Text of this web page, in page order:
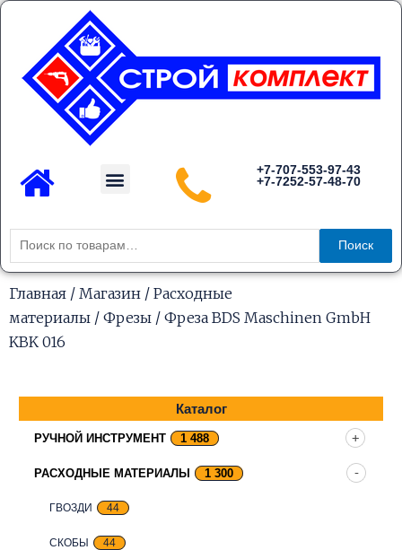
Перейти
содержимому
Menu
+7-707-553-97-43
+7-7252-57-48-70
Искать:
Поиск
Главная / Магазин / Расходные
материалы / Фрезы / Фреза BDS Maschinen GmbH
KBK 016
Каталог
РУЧНОЙ ИНСТРУМЕНТ 1 488
РАСХОДНЫЕ МАТЕРИАЛЫ 1 300
ГВОЗДИ 44
СКОБЫ 44